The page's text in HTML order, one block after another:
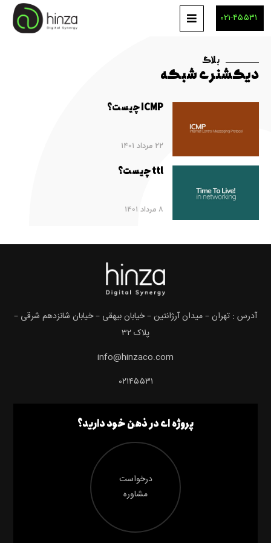
۰۲۱-۴۵۵۳۱
بلاگ
دیکشنری شبکه
ICMP چیست؟
22 مرداد 1401
ttl چیست؟
8 مرداد 1401
آدرس : تهران – میدان آرژانتین – خیابان بیهقی – خیابان شانزدهم شرقی –
پلاک ۳۲
info@hinzaco.com
۰۲۱۴۵۵۳۱
پروژه ای در ذهن خود دارید؟
درخواست
مشاوره